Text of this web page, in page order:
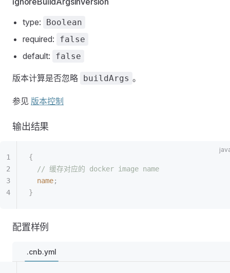
type:
Boolean
required: false
default: false
版本计算是否忽略 buildArgs 。
参见 版本控制
输出结果
{
  // 缓存对应的 docker image name
  name
;
}
配置样例
.cnb.yml